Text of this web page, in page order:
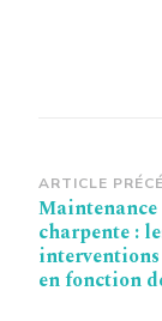
d’article
ARTICLE
Maintenance
charpente :
en fonction